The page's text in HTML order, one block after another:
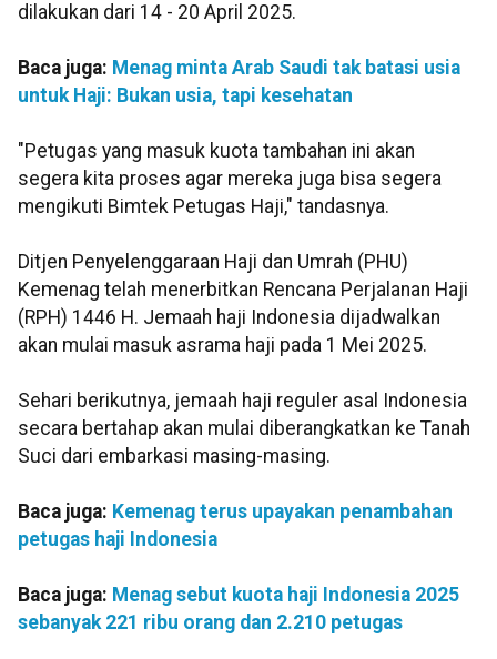
dilakukan dari 14 - 20 April 2025.
Baca juga: Menag minta Arab Saudi tak batasi usia
untuk Haji: Bukan usia, tapi kesehatan
"Petugas yang masuk kuota tambahan ini akan
segera kita proses agar mereka juga bisa segera
mengikuti Bimtek Petugas Haji," tandasnya.
Ditjen Penyelenggaraan Haji dan Umrah (PHU)
Kemenag telah menerbitkan Rencana Perjalanan Haji
(RPH) 1446 H. Jemaah haji Indonesia dijadwalkan
akan mulai masuk asrama haji pada 1 Mei 2025.
Sehari berikutnya, jemaah haji reguler asal Indonesia
secara bertahap akan mulai diberangkatkan ke Tanah
Suci dari embarkasi masing-masing.
Baca juga: Kemenag terus upayakan penambahan
petugas haji Indonesia
Baca juga: Menag sebut kuota haji Indonesia 2025
sebanyak 221 ribu orang dan 2.210 petugas